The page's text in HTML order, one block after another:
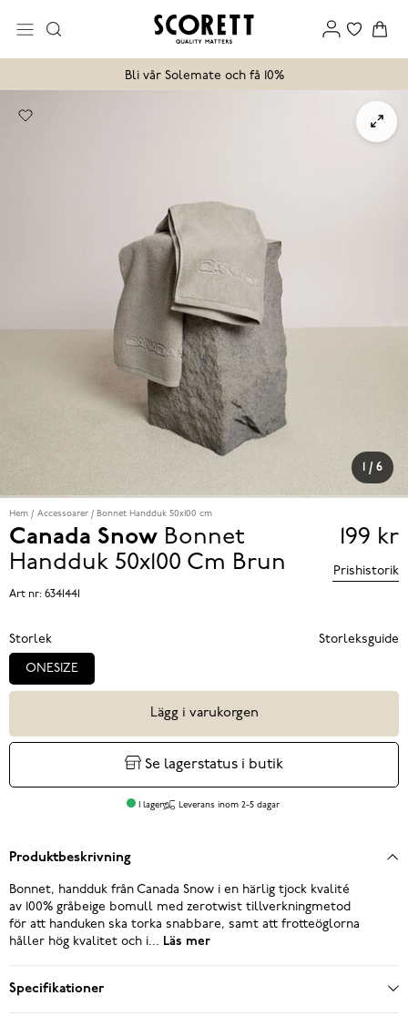
Bli vår Solemate och få 10%
/ 6
Hem Accessoarer Bonnet Handduk 50x100 cm
Canada Snow Bonnet
Handduk 50x100 Cm Brun
Pris
199 kr
199 kr
Prishistorik
Art nr: 6341441
Storlek Storleksguide
ONESIZE
Lägg i varukorgen
Se lagerstatus i butik
I lager Leverans inom 2-5 dagar
Produktbeskrivning
Bonnet, handduk från Canada Snow i en härlig tjock kvalité
av 100% gråbeige bomull med zerotwist tillverkningmetod
för att handuken ska torka snabbare, samt att frotteöglorna
håller hög kvalitet och i... Läs mer
Specifikationer